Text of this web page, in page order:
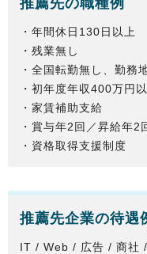
・年間休日130日以上
・残業無し
・全国転勤無し、勤務
・初年度年収400万円
・家賃補助支給
・賞与年2回／昇給年2
・資格取得支援制度
推薦先企業の待遇
IT / Web / 広告 / 商社